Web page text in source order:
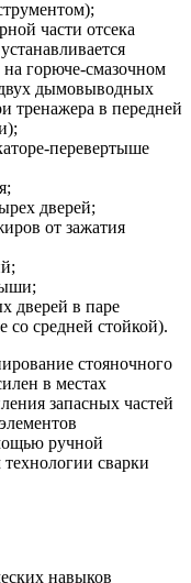
части отсека
горюче-смазочном
дымовыводных
тренажера в передней
перевертыше
дверей;
от зажатия
дверей в паре
со средней стойкой).
стояночного
в местах
запасных частей
ручной
сварки
навыков